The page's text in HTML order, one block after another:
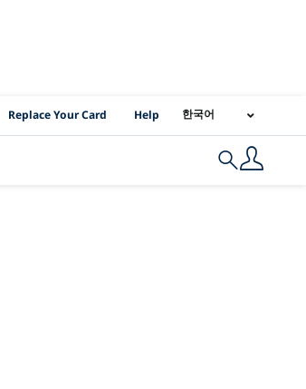
Replace Your Card Help 한국어
Search